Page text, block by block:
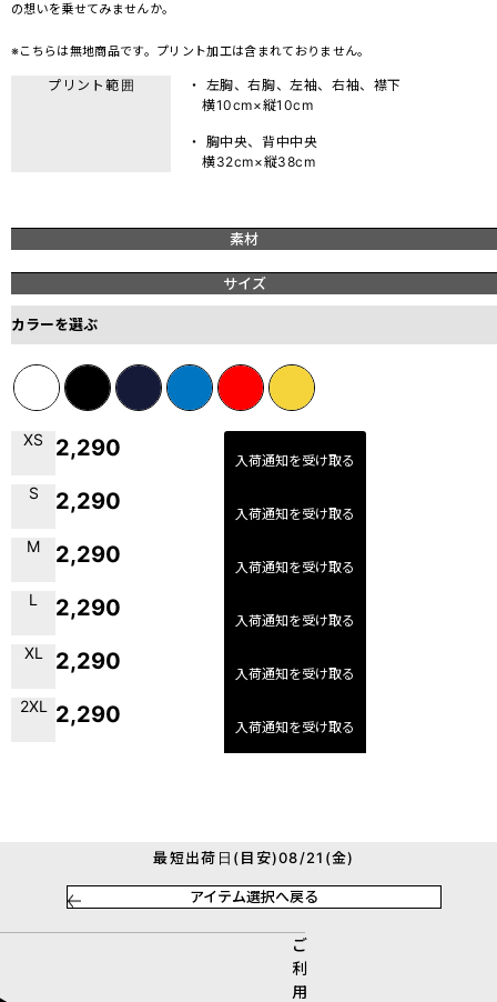
の想いを乗せてみませんか。
※こちらは無地商品です。プリント加工は含まれておりません。
プリント範囲
・ 左胸、右胸、左袖、右袖、襟下
横10cm×縦10cm
・ 胸中央、背中中央
横32cm×縦38cm
素材
サイズ
カラーを選ぶ
XS 2,290 入荷通知を受け取る
S 2,290 入荷通知を受け取る
M 2,290 入荷通知を受け取る
L 2,290 入荷通知を受け取る
XL 2,290 入荷通知を受け取る
2XL 2,290 入荷通知を受け取る
最短出荷日(目安)08/21(金)
アイテム選択へ戻る
ご
利
用